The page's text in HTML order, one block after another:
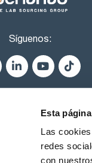
Esta
Las
redes
con
Síguenos: